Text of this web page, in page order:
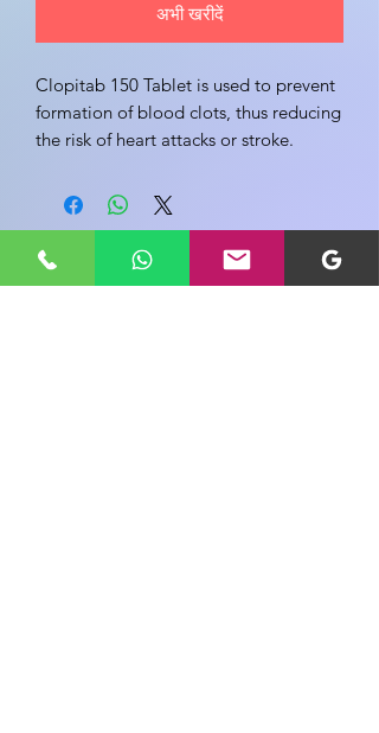
अभी खरीदें
Clopitab 150 Tablet is used to prevent
formation of blood clots, thus reducing
the risk of heart attacks or stroke.
बनने से रोकने के लिए किया जाता है, जिससे हार्ट
अटैक या स्ट्रोक का खतरा कम होता है।
इस उत्पाद के बारे में अपने विचार साझा करें